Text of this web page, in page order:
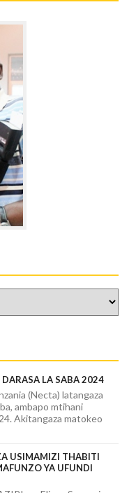
LA SABA 2024
(Necta) latangaza
ambapo mtihani
Akitangaza matokeo
USIMAMIZI THABITI
YA UFUNDI